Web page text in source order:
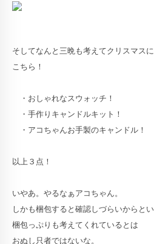
そしてなんと三晩も考えてクリスマス
こちら！
・おしゃれなスウォッチ！
・手作りキャンドルキット！
・アコちゃんお手製のキャンドル！
以上３点！
いやあ。やるなぁアコちゃん。
しかも梱包すると確認しづらいからとい
梱包っぷりも考えてくれているとは
おぬし只者ではないな。